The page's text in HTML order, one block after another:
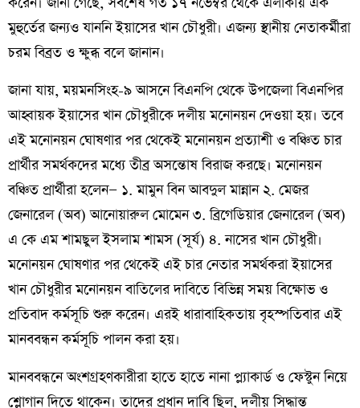
মুহুর্তের জন্যও যাননি ইয়াসের খান চৌধুরী। এজন্য স্থানীয় নেতাকর্মীরা
চরম বিব্রত ও ক্ষুব্ধ বলে জানান।
জানা যায়, ময়মনসিংহ-৯ আসনে বিএনপি থেকে উপজেলা বিএনপির
আহ্বায়ক ইয়াসের খান চৌধুরীকে দলীয় মনোনয়ন দেওয়া হয়। তবে
এই মনোনয়ন ঘোষণার পর থেকেই মনোনয়ন প্রত্যাশী ও বঞ্চিত চার
প্রার্থীর সমর্থকদের মধ্যে তীব্র অসন্তোষ বিরাজ করছে। মনোনয়ন
বঞ্চিত প্রার্থীরা হলেন— ১. মামুন বিন আবদুল মান্নান ২. মেজর
জেনারেল (অব) আনোয়ারুল মোমেন ৩. ব্রিগেডিয়ার জেনারেল (অব)
এ কে এম শামছুল ইসলাম শামস (সূর্য) ৪. নাসের খান চৌধুরী।
মনোনয়ন ঘোষণার পর থেকেই এই চার নেতার সমর্থকরা ইয়াসের
খান চৌধুরীর মনোনয়ন বাতিলের দাবিতে বিভিন্ন সময় বিক্ষোভ ও
প্রতিবাদ কর্মসূচি শুরু করেন। এরই ধারাবাহিকতায় বৃহস্পতিবার এই
মানববন্ধন কর্মসূচি পালন করা হয়।
মানববন্ধনে অংশগ্রহণকারীরা হাতে হাতে নানা প্ল্যাকার্ড ও ফেস্টুন নিয়ে
শ্লোগান দিতে থাকেন। তাদের প্রধান দাবি ছিল, দলীয় সিদ্ধান্ত